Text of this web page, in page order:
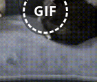
GIF